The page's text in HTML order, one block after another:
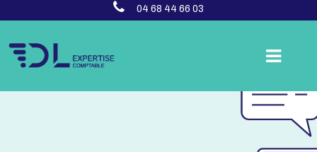
04 68 44 66 03